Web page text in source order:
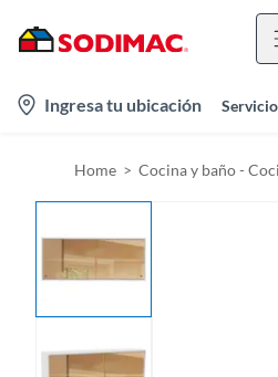
Ingresa tu ubicación
Home Cocina y baño -